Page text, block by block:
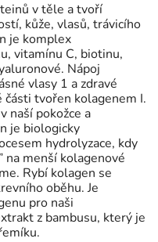
v těle a tvoří
kůže, vlasů, trávicího
je komplex
vitamínu C, biotinu,
Nápoj
vlasy 1 a zdravé
tvořen kolagenem I.
naší pokožce a
je biologicky
hydrolyzace, kdy
na menší kolagenové
Rybí kolagen se
oběhu. Je
pro naši
z bambusu, který je